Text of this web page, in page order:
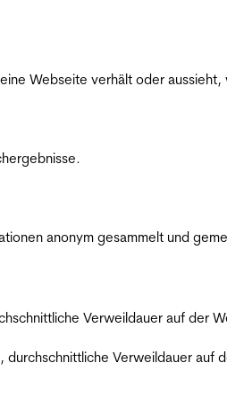
Webseite verhält oder
anonym gesammelt und
Verweildauer auf der
Verweildauer auf